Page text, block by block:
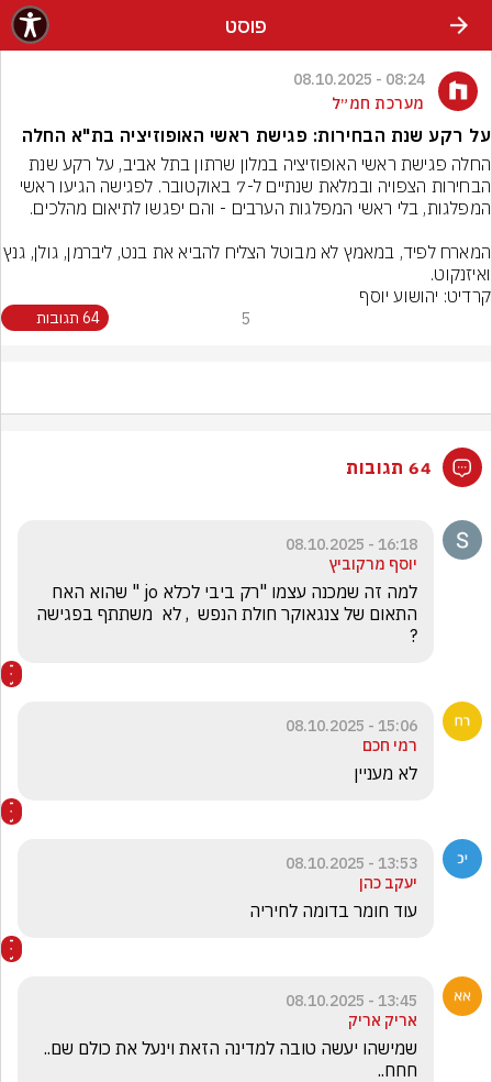
פוסט
08:24 - 08.10.2025
מערכת חמ״ל
על רקע שנת הבחירות: פגישת ראשי האופוזיציה בת"א החלה
החלה פגישת ראשי האופוזיציה במלון שרתון בתל אביב, על רקע שנת
המארח לפיד, במאמץ לא מבוטל
ואיזנקוט.
קרדיט: יהושוע יוסף
5 64 תגובות
64 תגובות
16:18 - 08.10.2025
יוסף מרקוביץ
?
15:06 - 08.10.2025
רמי חכם
לא מעניין
13:53 - 08.10.2025
יעקב כהן
עוד חומר בדומה לחיריה
13:45 - 08.10.2025
אריק אריק
חחח..